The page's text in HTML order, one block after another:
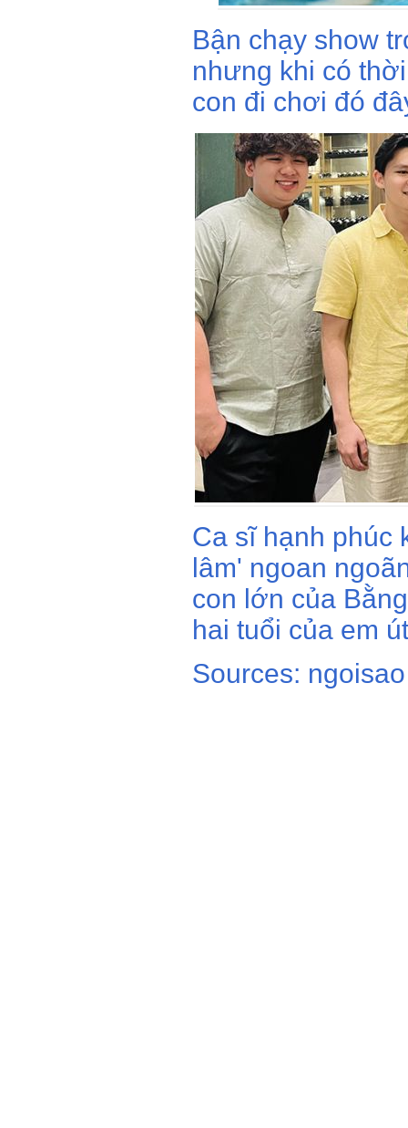
Bận chạy show
nhưng khi có
con đi chơi đó
Ca sĩ hạnh phúc
lâm' ngoan
con lớn của
hai tuổi của em
Sources: ngoisao